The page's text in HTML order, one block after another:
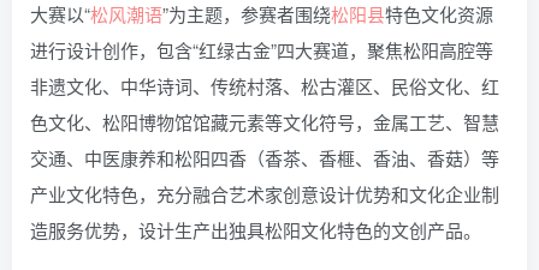
大赛以“松风潮语”为主题，参赛者围绕松阳县特色文化资源
进行设计创作，包含“红绿古金”四大赛道，聚焦松阳高腔等
非遗文化、中华诗词、传统村落、松古灌区、民俗文化、红
色文化、松阳博物馆馆藏元素等文化符号，金属工艺、智慧
交通、中医康养和松阳四香（香茶、香榧、香油、香菇）等
产业文化特色，充分融合艺术家创意设计优势和文化企业制
造服务优势，设计生产出独具松阳文化特色的文创产品。